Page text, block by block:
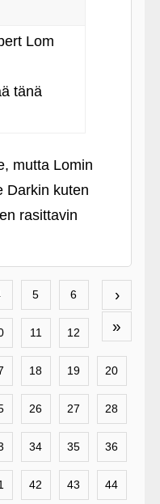
Lom
tänä
mutta Lomin
Darkin kuten
rasittavin
›
»
5 6
11 12
18 19 20
26 27 28
34 35 36
42 43 44